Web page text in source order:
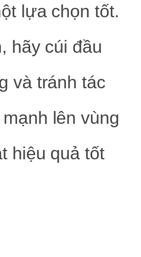
lựa chọn tốt.
hãy cúi đầu
và tránh tác
lên vùng
hiệu quả tốt